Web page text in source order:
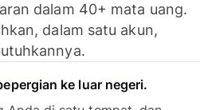
dalam 40+ mata uang.
dalam satu akun,
ke luar negeri.